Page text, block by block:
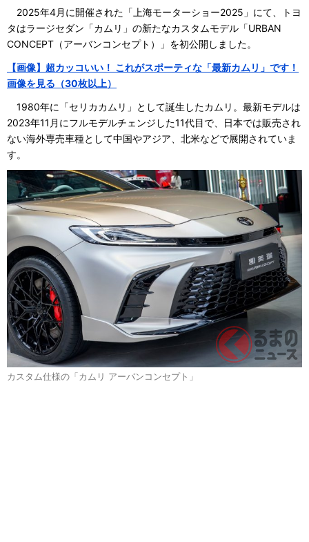
2025年4月に開催された「上海モーターショー2025」にて、トヨ
タはラージセダン「カムリ」の新たなカスタムモデル「URBAN
CONCEPT（アーバンコンセプト）」を初公開しました。
【画像】超カッコいい！ これがスポーティな「最新カムリ」です！
画像を見る（30枚以上）
1980年に「セリカカムリ」として誕生したカムリ。最新モデルは
2023年11月にフルモデルチェンジした11代目で、日本では販売され
ない海外専売車種として中国やアジア、北米などで展開されていま
す。
カスタム仕様の「カムリ アーバンコンセプト」